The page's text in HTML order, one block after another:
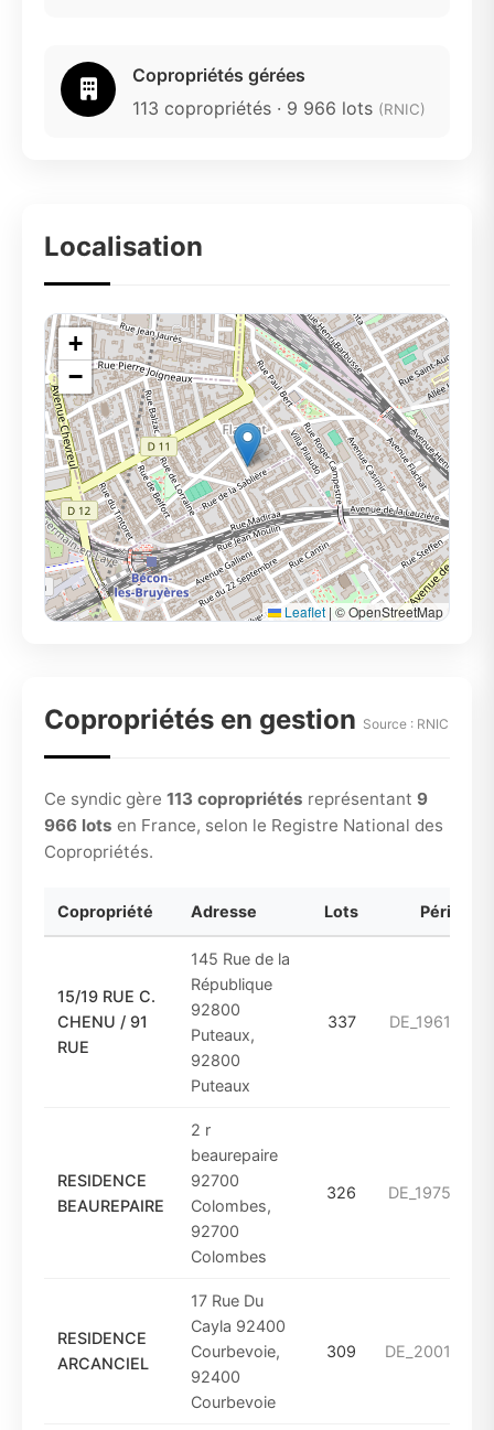
Copropriétés gérées
113 copropriétés · 9 966 lots (RNIC)
Localisation
+
−
Leaflet | © OpenStreetMap
Copropriétés en gestion Source : RNIC
Ce syndic gère 113 copropriétés représentant 9
966 lots en France, selon le Registre National des
Copropriétés.
Copropriété Adresse Lots Période
15/19 RUE C.
CHENU / 91
RUE
145 Rue de la
République
92800
Puteaux,
92800
Puteaux
337
RESIDENCE
BEAUREPAIRE
2 r
beaurepaire
92700
Colombes,
92700
Colombes
326
RESIDENCE
ARCANCIEL
17 Rue Du
Cayla 92400
Courbevoie,
92400
Courbevoie
309